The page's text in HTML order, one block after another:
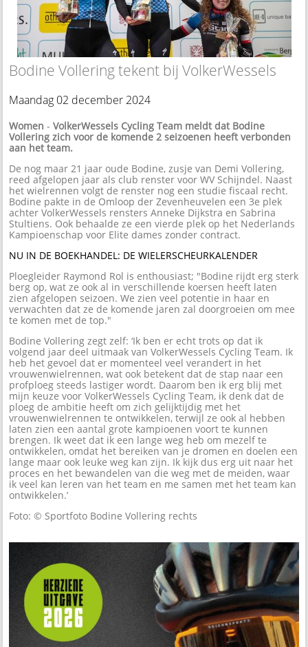
Bodine Vollering tekent bij VolkerWessels
Maandag 02 december 2024
Women -VolkerWessels Cycling Team meldt dat Bodine
Vollering zich voor de komende 2 seizoenen heeft verbonden
aan het team.
De nog maar 21 jaar oude Bodine, zusje van Demi Vollering,
reed afgelopen jaar als club renster voor WV Schijndel. Naast
het wielrennen volgt de renster nog een studie fiscaal recht.
Bodine pakte in de Omloop der Zevenheuvelen een 3e plek
achter VolkerWessels rensters Anneke Dijkstra en Sabrina
Stultiens. Ook behaalde ze een vierde plek op het Nederlands
Kampioenschap voor Elite dames zonder contract.
NU IN DE BOEKHANDEL: DE WIELERSCHEURKALENDER
Ploegleider Raymond Rol is enthousiast; "Bodine rijdt erg sterk
berg op, wat ze ook al in verschillende koersen heeft laten
zien afgelopen seizoen. We zien veel potentie in haar en
verwachten dat ze de komende jaren zal doorgroeien om mee
te komen met de top."
Bodine Vollering zegt zelf: ‘Ik ben er echt trots op dat ik
volgend jaar deel uitmaak van VolkerWessels Cycling Team. Ik
heb het gevoel dat er momenteel veel verandert in het
vrouwenwielrennen, wat ook betekent dat de stap naar een
profploeg steeds lastiger wordt. Daarom ben ik erg blij met
mijn keuze voor VolkerWessels Cycling Team, ik denk dat de
ploeg de ambitie heeft om zich gelijktijdig met het
vrouwenwielrennen te ontwikkelen, terwijl ze ook al hebben
laten zien een aantal grote kampioenen voort te kunnen
brengen. Ik weet dat ik een lange weg heb om mezelf te
ontwikkelen, omdat het bereiken van je dromen en doelen een
lange maar ook leuke weg kan zijn. Ik kijk dus erg uit naar het
proces en het bewandelen van die weg met de meiden, waar
ik veel kan leren van het team en me samen met het team kan
ontwikkelen.’
Foto: © Sportfoto Bodine Vollering rechts